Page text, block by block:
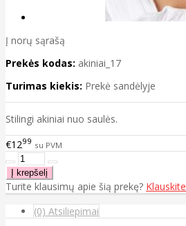
Į norų sąrašą
Prekės kodas: akiniai_17
Turimas kiekis: Prekė sandėlyje
Stilingi akiniai nuo saulės.
€1299 su PVM
Turite klausimų apie šią prekę? Klauskite
(0) Atsiliepimai